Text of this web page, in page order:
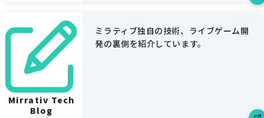
Mirrativ Tech
Blog
ミラティブ独自の技術、ライブゲーム開
発の裏側を紹介しています。